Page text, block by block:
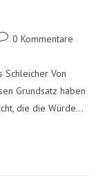
0 Kommentare
Schleicher Von
Grundsatz haben
die die Würde…